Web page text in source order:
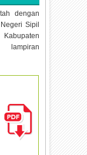
dengan
Sipil